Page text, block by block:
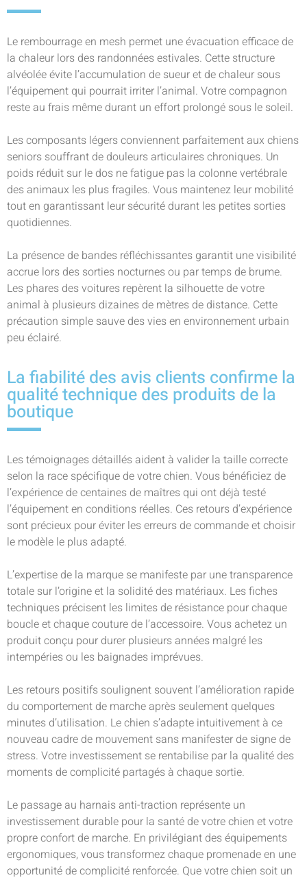
Le rembourrage en mesh permet une évacuation efficace de
la chaleur lors des randonnées estivales. Cette structure
alvéolée évite l’accumulation de sueur et de chaleur sous
l’équipement qui pourrait irriter l’animal. Votre compagnon
reste au frais même durant un effort prolongé sous le soleil.
Les composants légers conviennent parfaitement aux chiens
seniors souffrant de douleurs articulaires chroniques. Un
poids réduit sur le dos ne fatigue pas la colonne vertébrale
des animaux les plus fragiles. Vous maintenez leur mobilité
tout en garantissant leur sécurité durant les petites sorties
quotidiennes.
La présence de bandes réfléchissantes garantit une visibilité
accrue lors des sorties nocturnes ou par temps de brume.
Les phares des voitures repèrent la silhouette de votre
animal à plusieurs dizaines de mètres de distance. Cette
précaution simple sauve des vies en environnement urbain
peu éclairé.
La fiabilité des avis clients confirme la
qualité technique des produits de la
boutique
Les témoignages détaillés aident à valider la taille correcte
selon la race spécifique de votre chien. Vous bénéficiez de
l’expérience de centaines de maîtres qui ont déjà testé
l’équipement en conditions réelles. Ces retours d’expérience
sont précieux pour éviter les erreurs de commande et choisir
le modèle le plus adapté.
L’expertise de la marque se manifeste par une transparence
totale sur l’origine et la solidité des matériaux. Les fiches
techniques précisent les limites de résistance pour chaque
boucle et chaque couture de l’accessoire. Vous achetez un
produit conçu pour durer plusieurs années malgré les
intempéries ou les baignades imprévues.
Les retours positifs soulignent souvent l’amélioration rapide
du comportement de marche après seulement quelques
minutes d’utilisation. Le chien s’adapte intuitivement à ce
nouveau cadre de mouvement sans manifester de signe de
stress. Votre investissement se rentabilise par la qualité des
moments de complicité partagés à chaque sortie.
Le passage au harnais anti-traction représente un
investissement durable pour la santé de votre chien et votre
propre confort de marche. En privilégiant des équipements
ergonomiques, vous transformez chaque promenade en une
opportunité de complicité renforcée. Que votre chien soit un